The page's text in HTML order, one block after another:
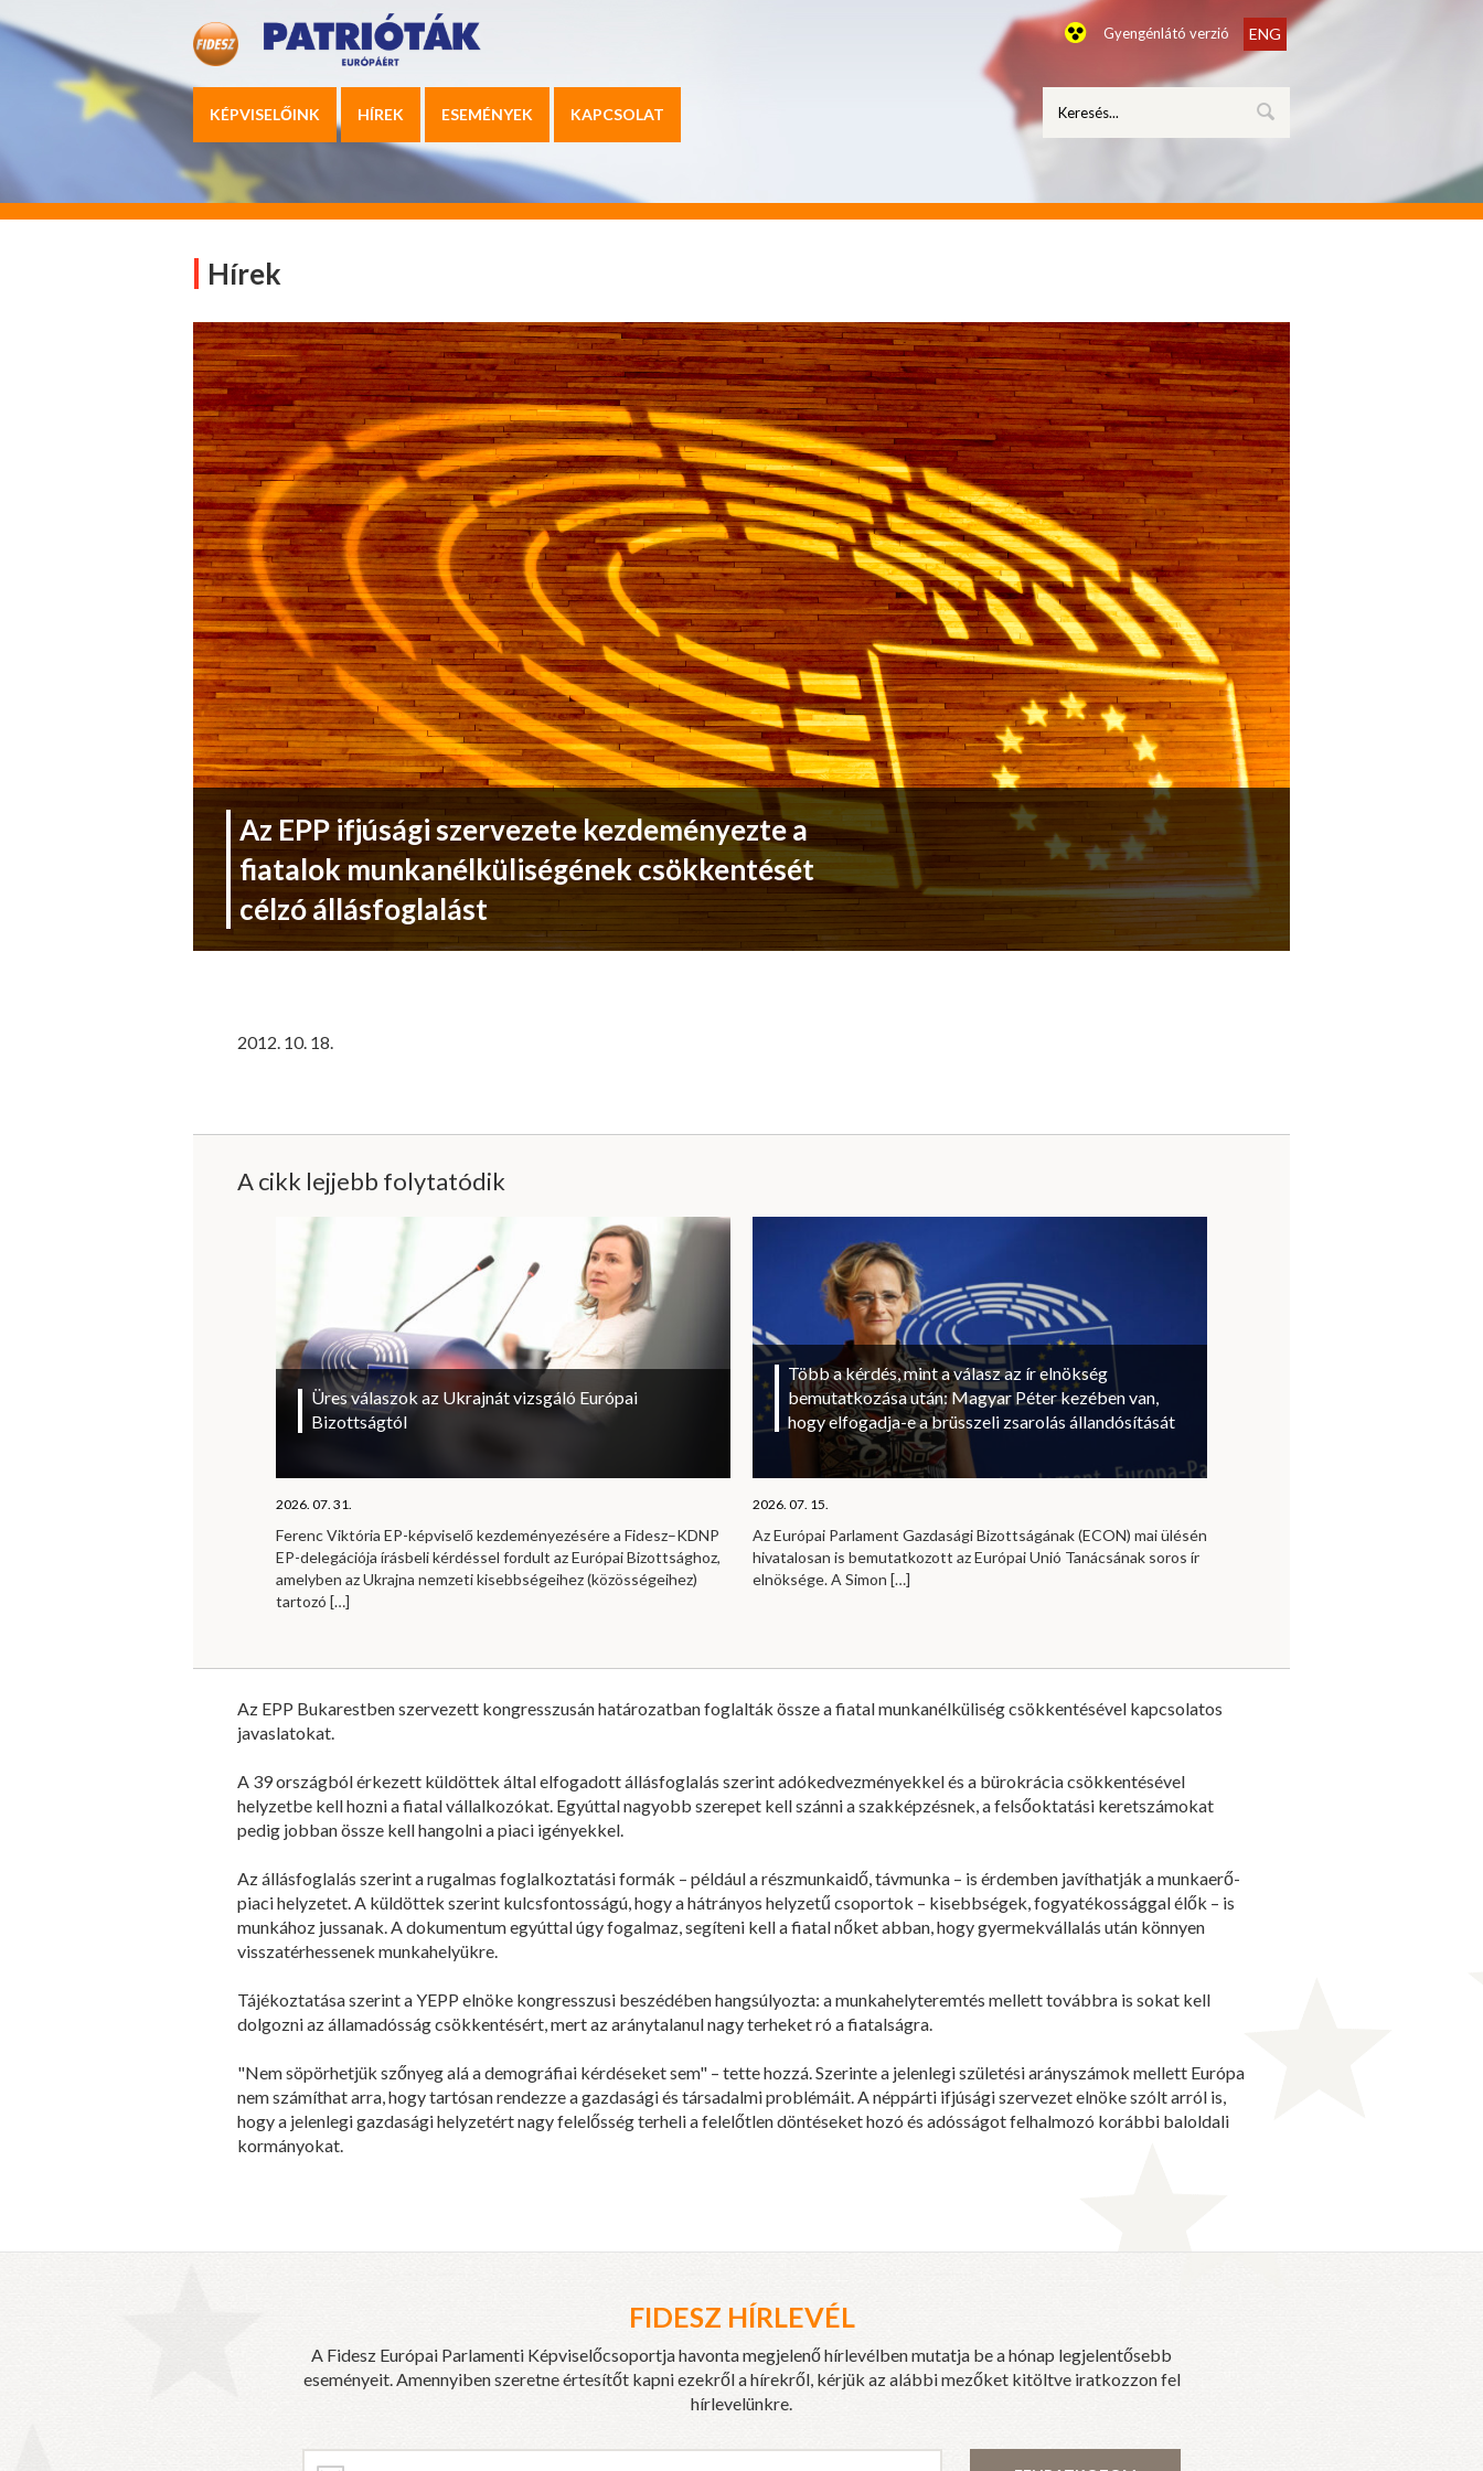
Gyengénlátó verzió ENG
KÉPVISELŐINK HÍREK ESEMÉNYEK KAPCSOLAT
Hírek
Az EPP ifjúsági szervezete kezdeményezte a
fiatalok munkanélküliségének csökkentését
célzó állásfoglalást
2012. 10. 18.
A cikk lejjebb folytatódik
Üres válaszok az Ukrajnát vizsgáló Európai
Bizottságtól
2026. 07. 31.
Ferenc Viktória EP-képviselő kezdeményezésére a Fidesz–KDNP
EP-delegációja írásbeli kérdéssel fordult az Európai Bizottsághoz,
amelyben az Ukrajna nemzeti kisebbségeihez (közösségeihez)
tartozó […]
Több a kérdés, mint a válasz az ír elnökség
bemutatkozása után: Magyar Péter kezében van,
hogy elfogadja-e a brüsszeli zsarolás állandósítását
2026. 07. 15.
Az Európai Parlament Gazdasági Bizottságának (ECON) mai ülésén
hivatalosan is bemutatkozott az Európai Unió Tanácsának soros ír
elnöksége. A Simon […]
Az EPP Bukarestben szervezett kongresszusán határozatban foglalták össze a fiatal munkanélküliség csökkentésével kapcsolatos
javaslatokat.
A 39 országból érkezett küldöttek által elfogadott állásfoglalás szerint adókedvezményekkel és a bürokrácia csökkentésével
helyzetbe kell hozni a fiatal vállalkozókat. Egyúttal nagyobb szerepet kell szánni a szakképzésnek, a felsőoktatási keretszámokat
pedig jobban össze kell hangolni a piaci igényekkel.
Az állásfoglalás szerint a rugalmas foglalkoztatási formák – például a részmunkaidő, távmunka – is érdemben javíthatják a munkaerő-
piaci helyzetet. A küldöttek szerint kulcsfontosságú, hogy a hátrányos helyzetű csoportok – kisebbségek, fogyatékossággal élők – is
munkához jussanak. A dokumentum egyúttal úgy fogalmaz, segíteni kell a fiatal nőket abban, hogy gyermekvállalás után könnyen
visszatérhessenek munkahelyükre.
Tájékoztatása szerint a YEPP elnöke kongresszusi beszédében hangsúlyozta: a munkahelyteremtés mellett továbbra is sokat kell
dolgozni az államadósság csökkentésért, mert az aránytalanul nagy terheket ró a fiatalságra.
"Nem söpörhetjük szőnyeg alá a demográfiai kérdéseket sem" – tette hozzá. Szerinte a jelenlegi születési arányszámok mellett Európa
nem számíthat arra, hogy tartósan rendezze a gazdasági és társadalmi problémáit. A néppárti ifjúsági szervezet elnöke szólt arról is,
hogy a jelenlegi gazdasági helyzetért nagy felelősség terheli a felelőtlen döntéseket hozó és adósságot felhalmozó korábbi baloldali
kormányokat.
FIDESZ HÍRLEVÉL
A Fidesz Európai Parlamenti Képviselőcsoportja havonta megjelenő hírlevélben mutatja be a hónap legjelentősebb
eseményeit. Amennyiben szeretne értesítőt kapni ezekről a hírekről, kérjük az alábbi mezőket kitöltve iratkozzon fel
hírlevelünkre.